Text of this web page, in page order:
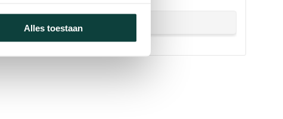
Alles toestaan